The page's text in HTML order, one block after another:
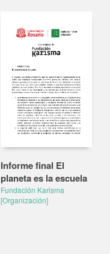
Informe final El
planeta es la escuela
Fundación Karisma
[Organización]